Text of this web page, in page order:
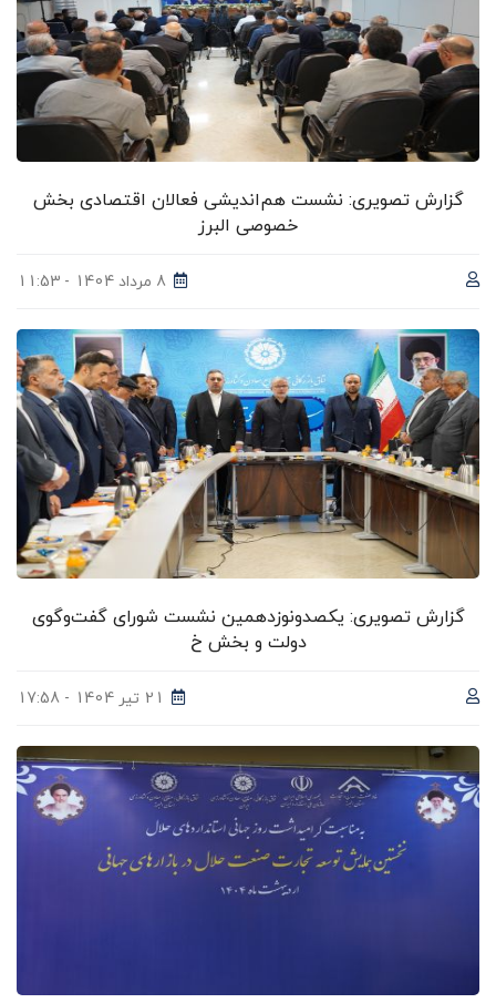
گزارش تصویری: نشست هم‌اندیشی فعالان اقتصادی بخش
خصوصی البرز
8 مرداد 1404 - 11:53
گزارش تصویری: یکصدونوزدهمین نشست شورای گفت‌وگوی
دولت و بخش خ
21 تیر 1404 - 17:58